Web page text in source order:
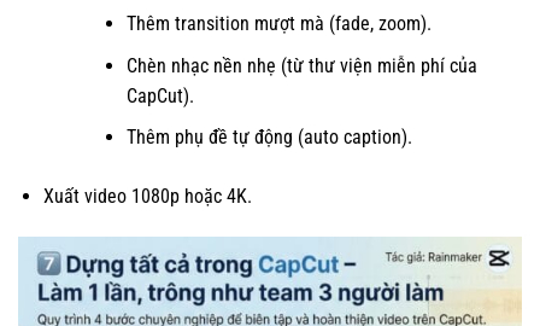
Thêm transition mượt mà (fade, zoom).
Chèn nhạc nền nhẹ (từ thư viện miễn phí của
CapCut).
Thêm phụ đề tự động (auto caption).
Xuất video 1080p hoặc 4K.